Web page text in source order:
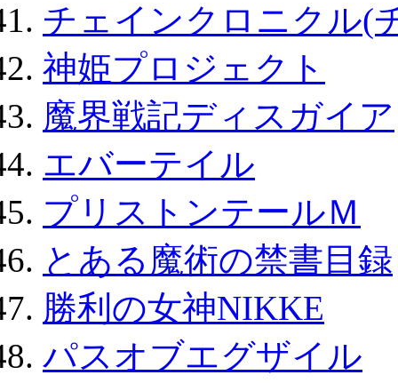
チェインクロニクル(
神姫プロジェクト
魔界戦記ディスガイア
エバーテイル
プリストンテールＭ
とある魔術の禁書目録
勝利の女神NIKKE
パスオブエグザイル